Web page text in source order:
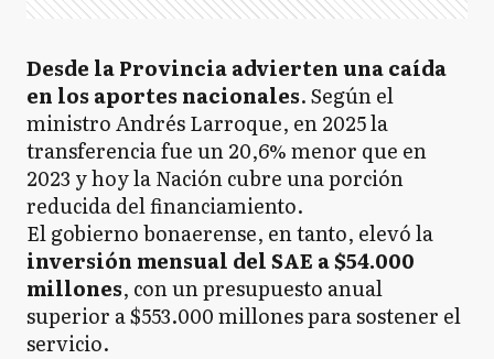
Desde la Provincia advierten una caída
en los aportes nacionales. Según el
ministro Andrés Larroque, en 2025 la
transferencia fue un 20,6% menor que en
2023 y hoy la Nación cubre una porción
reducida del financiamiento.
El gobierno bonaerense, en tanto, elevó la
inversión mensual del SAE a $54.000
millones, con un presupuesto anual
superior a $553.000 millones para sostener el
servicio.